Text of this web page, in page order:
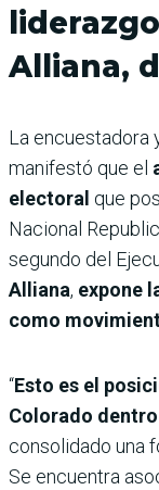
Alliana,
La encuestadora
manifestó que el
electoral que
Nacional
segundo del
Alliana, expone
como
“Esto es el
Colorado dentro
consolidado una
Se encuentra